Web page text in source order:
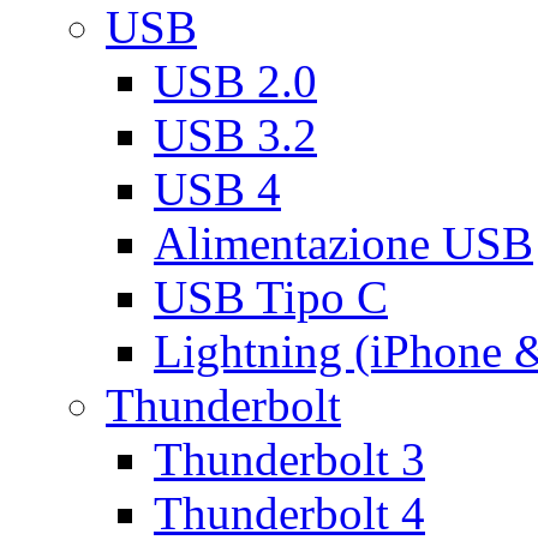
USB
USB 2.0
USB 3.2
USB 4
Alimentazione USB
USB Tipo C
Lightning (iPhone
Thunderbolt
Thunderbolt 3
Thunderbolt 4